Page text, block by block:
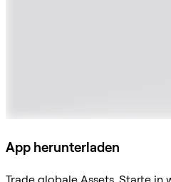
App herunterladen
Trade globale Assets. Starte in